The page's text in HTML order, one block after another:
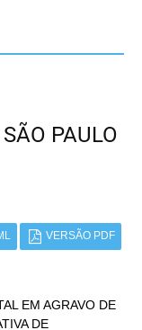
PAULO
VERSÃO PDF
EM AGRAVO DE